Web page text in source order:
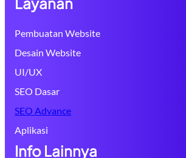
Pembuatan Website
Desain Website
UI/UX
SEO Dasar
SEO Advance
Aplikasi
Info Lainnya